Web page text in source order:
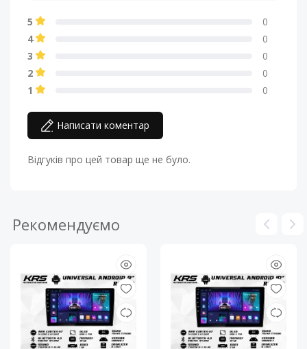
5
0
4
0
3
0
2
0
1
0
Написати коментар
Відгуків про цей товар ще не було.
Рекомендуємо